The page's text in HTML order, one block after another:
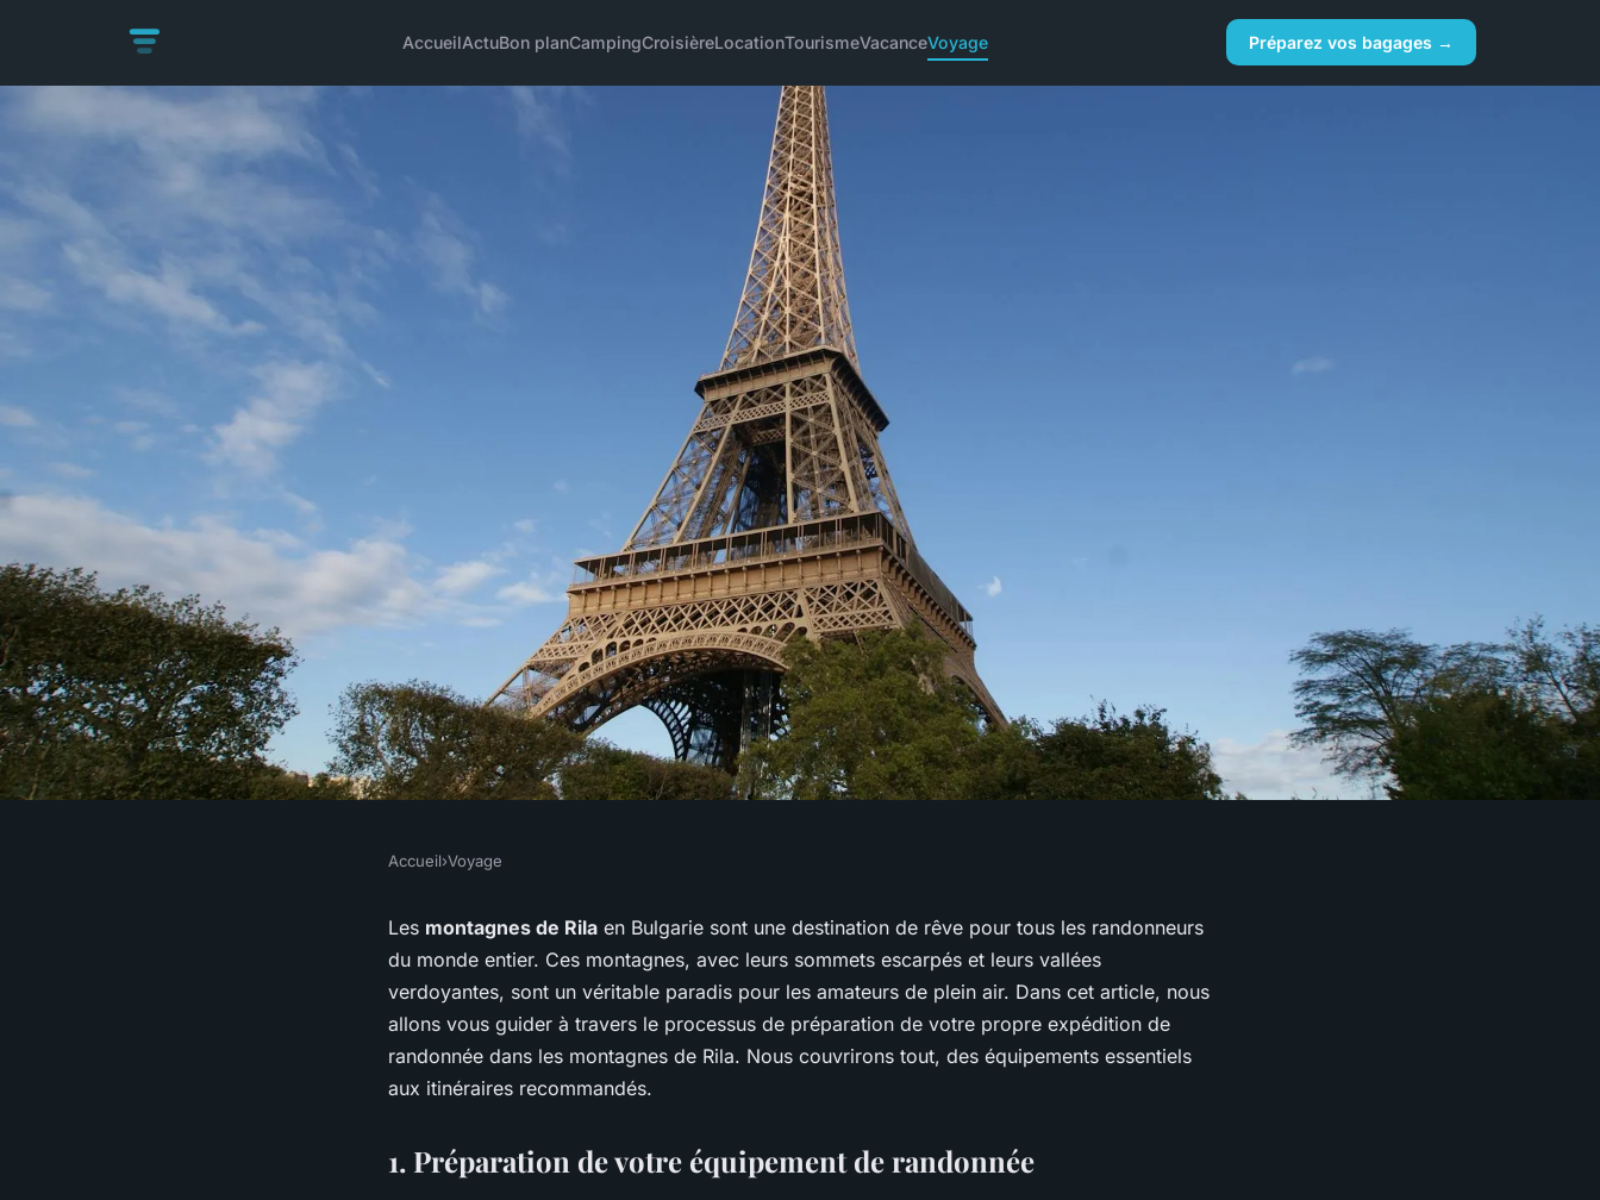
AccueilActuBon planCampingCroisièreLocationTourismeVacanceVoyage Préparez vos bagages →
Comment planifier une expédition de
randonnée dans les montagnes de
Rila, Bulgarie : équipements et
Accueil›Voyage
Les montagnes de Rila en Bulgarie sont une destination de rêve pour tous les randonneurs
du monde entier. Ces montagnes, avec leurs sommets escarpés et leurs vallées
verdoyantes, sont un véritable paradis pour les amateurs de plein air. Dans cet article, nous
allons vous guider à travers le processus de préparation de votre propre expédition de
randonnée dans les montagnes de Rila. Nous couvrirons tout, des équipements essentiels
aux itinéraires recommandés.
1. Préparation de votre équipement de randonnée